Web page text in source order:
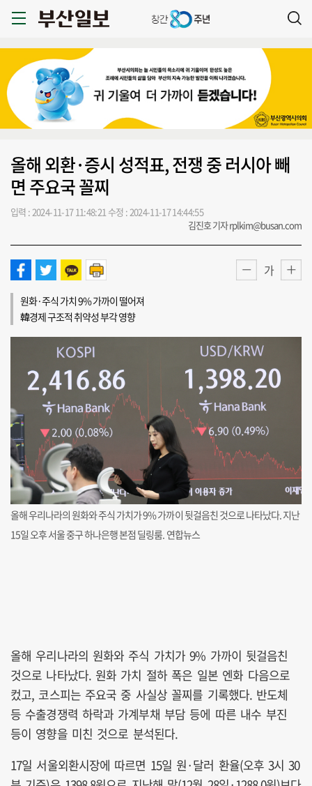
올해 외환·증시 성적표, 전쟁 중 러시아 빼
면 주요국 꼴찌
입력 : 2024-11-17 11:48:21 수정 : 2024-11-17 14:44:55
김진호 기자 rplkim@busan.com
가
원화·주식 가치 9% 가까이 떨어져
韓경제 구조적 취약성 부각 영향
올해 우리나라의 원화와 주식 가치가 9% 가까이 뒷걸음친 것으로 나타났다. 지난
15일 오후 서울 중구 하나은행 본점 딜링룸. 연합뉴스
올해 우리나라의 원화와 주식 가치가 9% 가까이 뒷걸음친
것으로 나타났다. 원화 가치 절하 폭은 일본 엔화 다음으로
컸고, 코스피는 주요국 중 사실상 꼴찌를 기록했다. 반도체
등 수출경쟁력 하락과 가계부채 부담 등에 따른 내수 부진
등이 영향을 미친 것으로 분석된다.
17일 서울외환시장에 따르면 15일 원·달러 환율(오후 3시 30